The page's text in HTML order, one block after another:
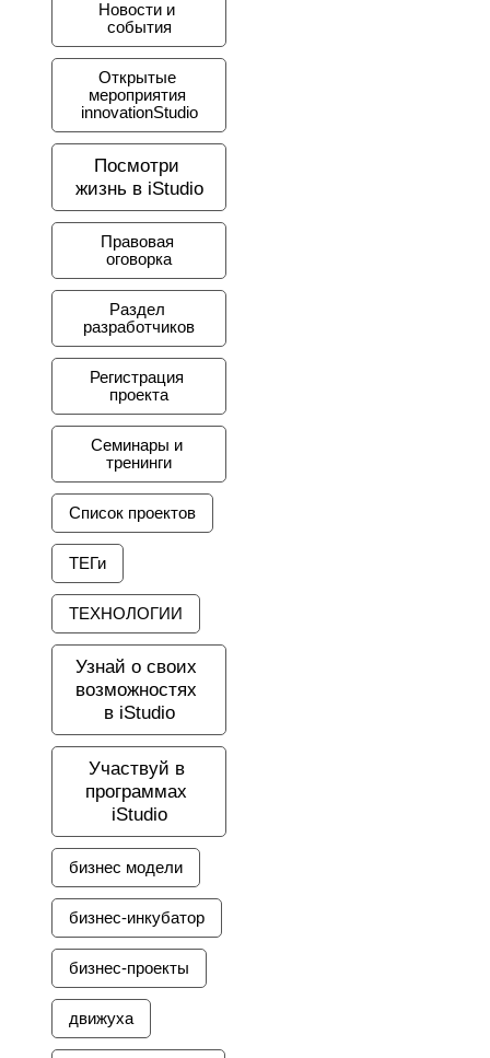
Новости и
события
Открытые
мероприятия
innovationStudio
Посмотри
жизнь в iStudio
Правовая
оговорка
Раздел
разработчиков
Регистрация
проекта
Семинары и
тренинги
Список проектов
ТЕГи
ТЕХНОЛОГИИ
Узнай о своих
возможностях
в iStudio
Участвуй в
программах
iStudio
бизнес модели
бизнес-инкубатор
бизнес-проекты
движуха